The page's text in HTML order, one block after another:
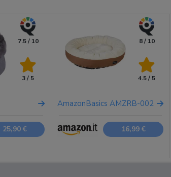
7.5 / 10
3 / 5
8 / 10
4.5 / 5
AmazonBasics AMZRB-002
25,90 € 16,99 €